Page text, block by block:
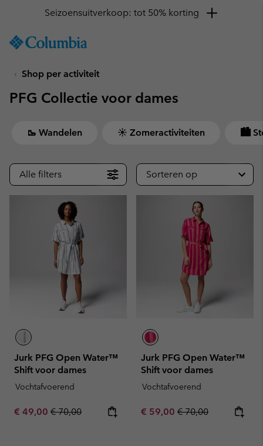
TO
SKIP
MAIN
SKIP
Seizoensuitverkoop: tot 50% korting
Shop per activiteit
PFG Collectie voor dames
🥾 Wandelen ☀ Zomeractiviteiten 🏙
Alle filters Sorteren op
Jurk PFG Open Water™
Shift voor dames
Vochtafvoerend
Sale price:
€ 49,00 Regular price:
€ 70,00
Jurk PFG Open Water™
Shift voor dames
Vochtafvoerend
Sale price:
€ 59,00 Regular price:
€ 70,00